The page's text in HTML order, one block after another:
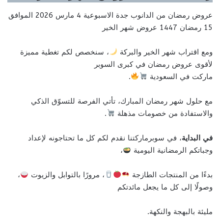
عروض رمضان من الدانوب جدة الاسبوعية 4 مارس 2026 الموافق
15 رمضان 1447 عروض شهر الخير
ومع اقتراب شهر الخير والبركة
، سنخصص لكم تغطية مميزة
لأقوى عروض رمضان في كبرى السوبر
ماركت في السعودية
.
مع حلول شهر رمضان المبارك، تأتي الفرصة للتسوّق الذكي
والاستفادة من خصومات مذهلة
.
في البداية، في سوبرماركتنا نقدم لكم كل ما تحتاجونه لإعداد
وجباتكم الرمضانية اليومية
،
بدءًا من المنتجات الطازجة ، مرورًا بالتوابل والزيوت
،
وصولًا إلى كل ما يجعل مائدتكم
مليئة بالبهجة والنكهة.